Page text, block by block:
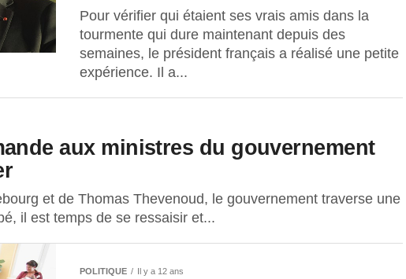
Pour vérifier qui étaient ses vrais amis dans la
tourmente qui dure maintenant depuis des
semaines, le président français a réalisé une petite
expérience. Il a...
aux ministres du gouvernement
et de Thomas Thevenoud, le gouvernement traverse une
il est temps de se ressaisir et...
POLITIQUE Il y a 12 ans